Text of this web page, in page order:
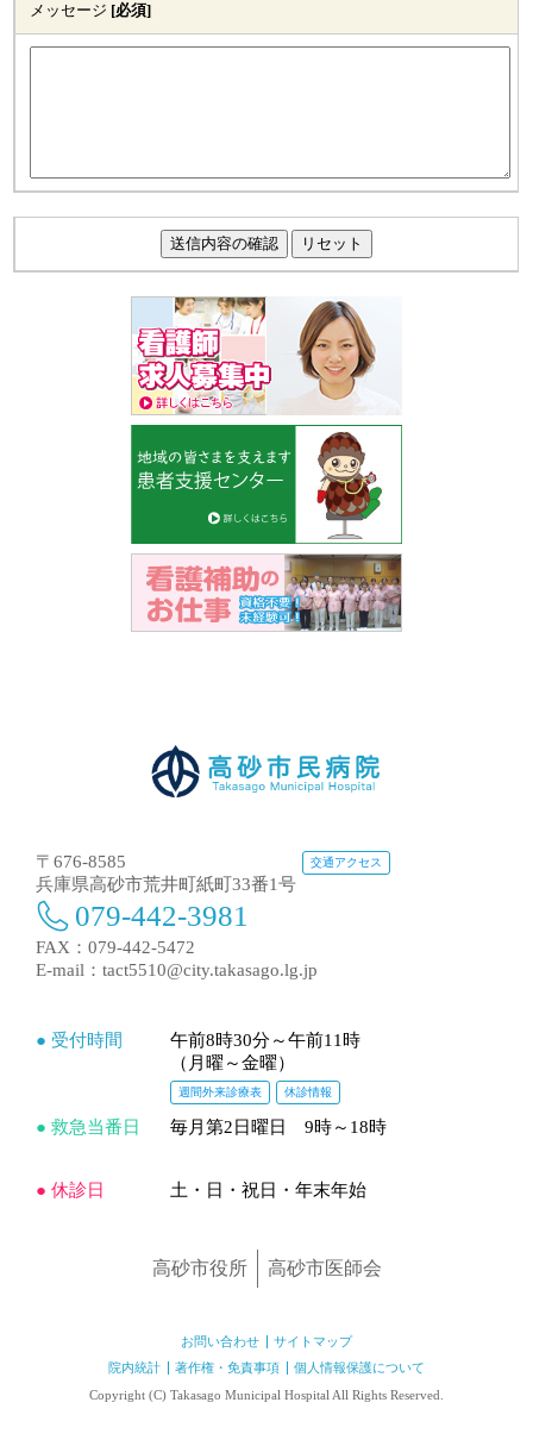
メッセージ [必須]
〒676-8585
兵庫県高砂市荒井町紙町33番1号
交通アクセス
079-442-3981
FAX：079-442-5472
E-mail： tact5510@city.takasago.lg.jp
● 受付時間
午前8時30分～午前11時
（月曜～金曜）
週間外来診療表 休診情報
● 救急当番日 毎月第2日曜日 9時～18時
● 休診日 土・日・祝日・年末年始
高砂市役所 高砂市医師会
お問い合わせ
サイトマップ
院内統計
著作権・免責事項
個人情報保護について
Copyright (C) Takasago Municipal Hospital All Rights Reserved.